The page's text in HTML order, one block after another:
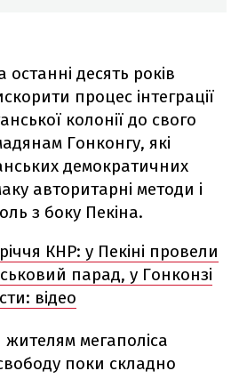
десять років
процес інтеграції
колонії до свого
Гонконгу, які
демократичних
авторитарні методи і
з боку Пекіна.
КНР: у Пекіні провели
парад, у Гонконзі
відео
жителям мегаполіса
поки складно